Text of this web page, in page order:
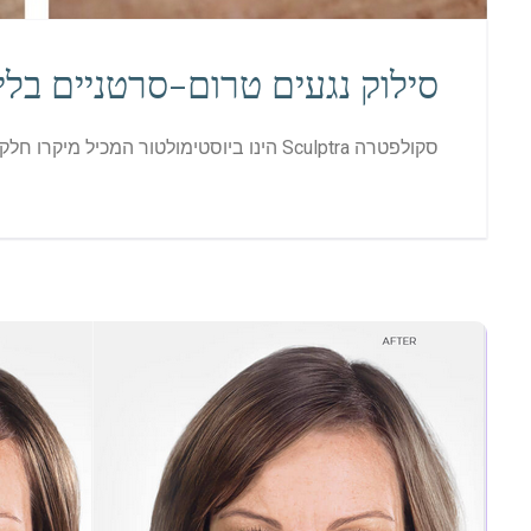
סילוק נגעים טרום-סרטניים
סקולפטרה Sculptra הינו ביוסטימולטור המכיל מיקרו חלקיקים של חומצה פולילקטית המעודדת ייצור מחודש של סיבי קולגן בעור באמצעות תהליך טבעי התורם לשיפור מראה ואיכות העור.